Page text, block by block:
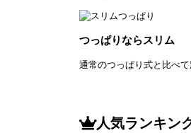
つっぱりならスリム
通常のつっぱり式と比べ
人気ランキン